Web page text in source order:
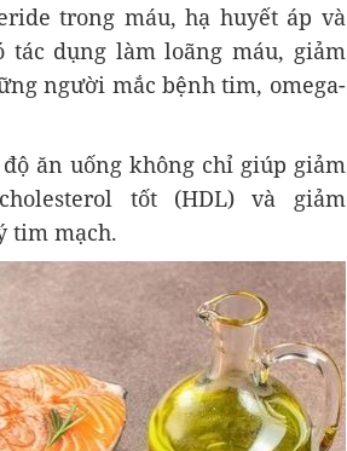
trong máu, hạ huyết áp và
tác dụng làm loãng máu, giảm
người mắc bệnh tim, omega-
ăn uống không chỉ giúp giảm
tốt (HDL) và giảm
tim mạch.